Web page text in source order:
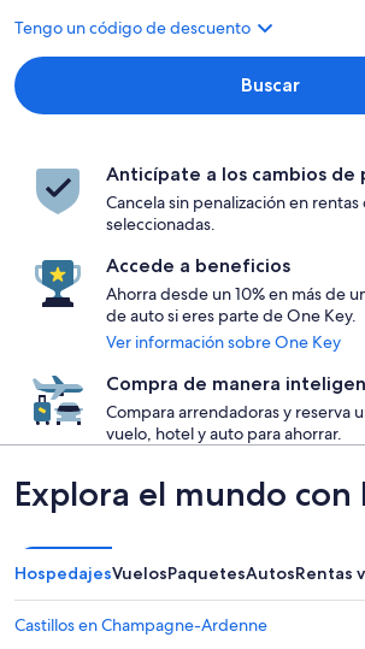
Tengo un código de descuento
Buscar
Anticípate a los cambios de
Cancela sin penalización en
seleccionadas.
Accede a beneficios
Ahorra desde un 10% en más de
de auto si eres parte de One Key.
Ver información sobre One Key
Compra de manera
Compara arrendadoras y reserva
vuelo, hotel y auto para ahorrar.
Explora el mundo con
HospedajesVuelosPaquetesAutosRentas
Castillos en Champagne-Ardenne